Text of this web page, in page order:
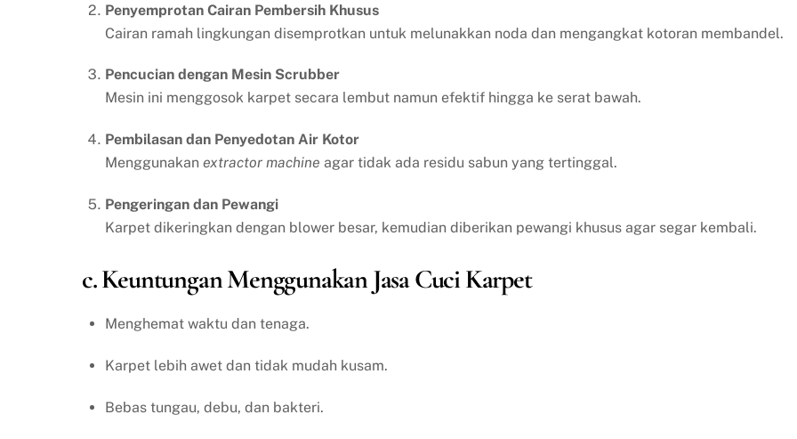
Penyemprotan Cairan Pembersih Khusus
Cairan ramah lingkungan disemprotkan untuk melunakkan noda dan mengangkat kotoran membandel.
Pencucian dengan Mesin Scrubber
Mesin ini menggosok karpet secara lembut namun efektif hingga ke serat bawah.
Pembilasan dan Penyedotan Air Kotor
Menggunakan extractor machine agar tidak ada residu sabun yang tertinggal.
Pengeringan dan Pewangi
Karpet dikeringkan dengan blower besar, kemudian diberikan pewangi khusus agar segar kembali.
c. Keuntungan Menggunakan Jasa Cuci Karpet
Menghemat waktu dan tenaga.
Karpet lebih awet dan tidak mudah kusam.
Bebas tungau, debu, dan bakteri.